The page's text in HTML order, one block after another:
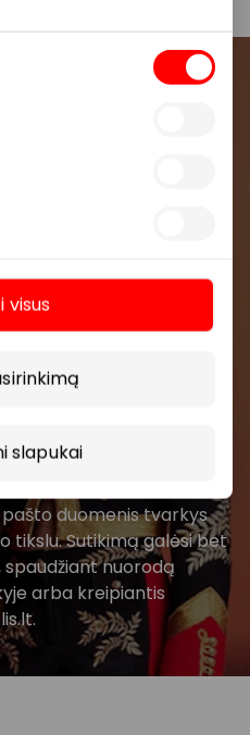
visus
slapukai
pasiūlymus,
sutinki gauti
pašto duomenis tvarkys
tikslu. Sutikimą galėsi bet
nuorodą
arba kreipiantis